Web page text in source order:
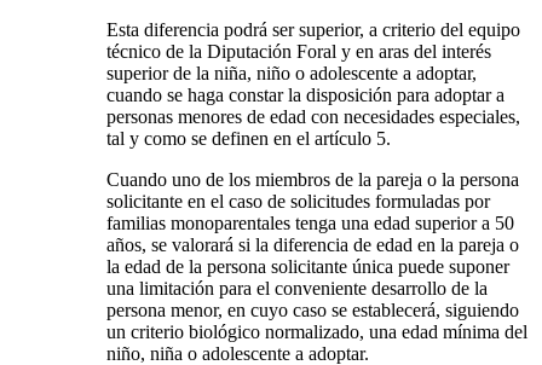
Esta diferencia podrá ser superior, a criterio del equipo
técnico de la Diputación Foral y en aras del interés
superior de la niña, niño o adolescente a adoptar,
cuando se haga constar la disposición para adoptar a
personas menores de edad con necesidades especiales,
tal y como se definen en el artículo 5.
Cuando uno de los miembros de la pareja o la persona
solicitante en el caso de solicitudes formuladas por
familias monoparentales tenga una edad superior a 50
años, se valorará si la diferencia de edad en la pareja o
la edad de la persona solicitante única puede suponer
una limitación para el conveniente desarrollo de la
persona menor, en cuyo caso se establecerá, siguiendo
un criterio biológico normalizado, una edad mínima del
niño, niña o adolescente a adoptar.